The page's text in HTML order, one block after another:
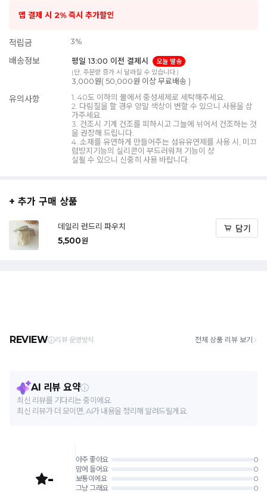
앱 결제 시 2% 즉시 추가할인
적립금 3%
배송정보 평일 13:00 이전 결제시
오늘 발송
(단, 주문량 증가 시 달라질 수 있습니다.)
3,000원( 50,000원 이상 무료배송 )
유의사항
1. 40도 이하의 물에서 중성세제로 세탁해주세요.
2. 다림질을 할 경우 양말 색상이 변할 수 있으니 사용을 삼
가주세요.
3. 건조시 기계 건조를 피하시고 그늘에 뉘어서 건조하는 것
을 권장해 드립니다.
4. 소재를 유연하게 만들어주는 섬유유연제를 사용 시, 미끄
럼방지기능의 실리콘이 부드러워져 기능이 상
실될 수 있으니 신중히 사용 바랍니다.
+ 추가 구매 상품
데일리 런드리 파우치
5,500원
담기